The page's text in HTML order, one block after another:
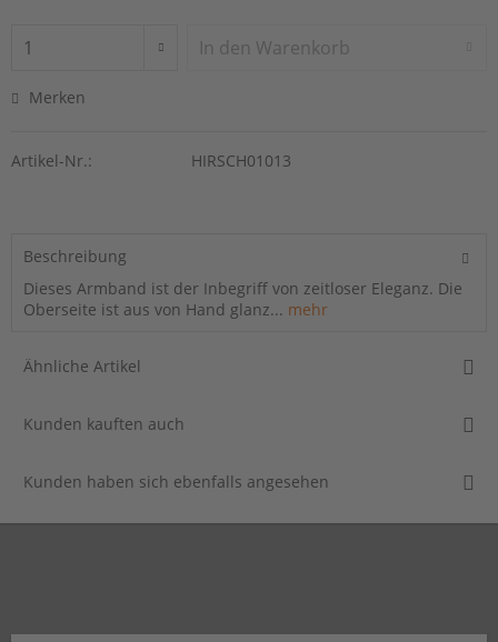
In den Warenkorb
Merken
Artikel-Nr.: HIRSCH01013
Beschreibung
Dieses Armband ist der Inbegriff von zeitloser Eleganz. Die
Oberseite ist aus von Hand glanz... mehr
Ähnliche Artikel
Kunden kauften auch
Kunden haben sich ebenfalls angesehen